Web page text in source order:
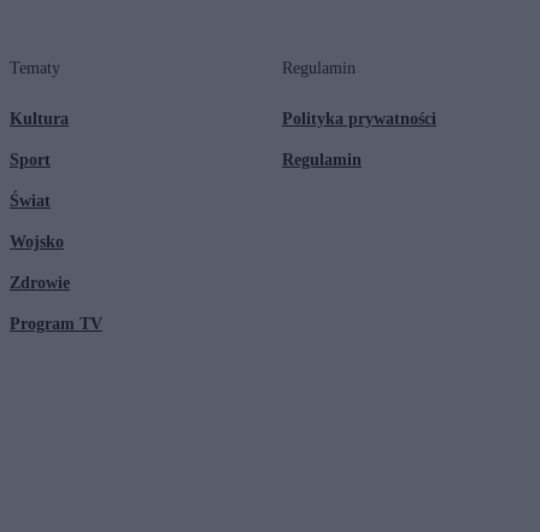
Tematy
Kultura
Sport
Świat
Wojsko
Zdrowie
Program TV
Regulamin
Polityka prywatności
Regulamin